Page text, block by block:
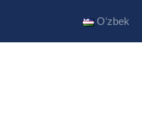
Oʻzbek